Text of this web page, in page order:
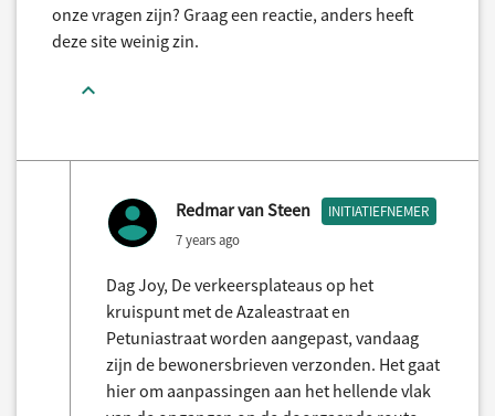
onze vragen zijn? Graag een reactie, anders heeft
deze site weinig zin.
Redmar van Steen INITIATIEFNEMER
7 years ago
Dag Joy, De verkeersplateaus op het
kruispunt met de Azaleastraat en
Petuniastraat worden aangepast, vandaag
zijn de bewonersbrieven verzonden. Het gaat
hier om aanpassingen aan het hellende vlak